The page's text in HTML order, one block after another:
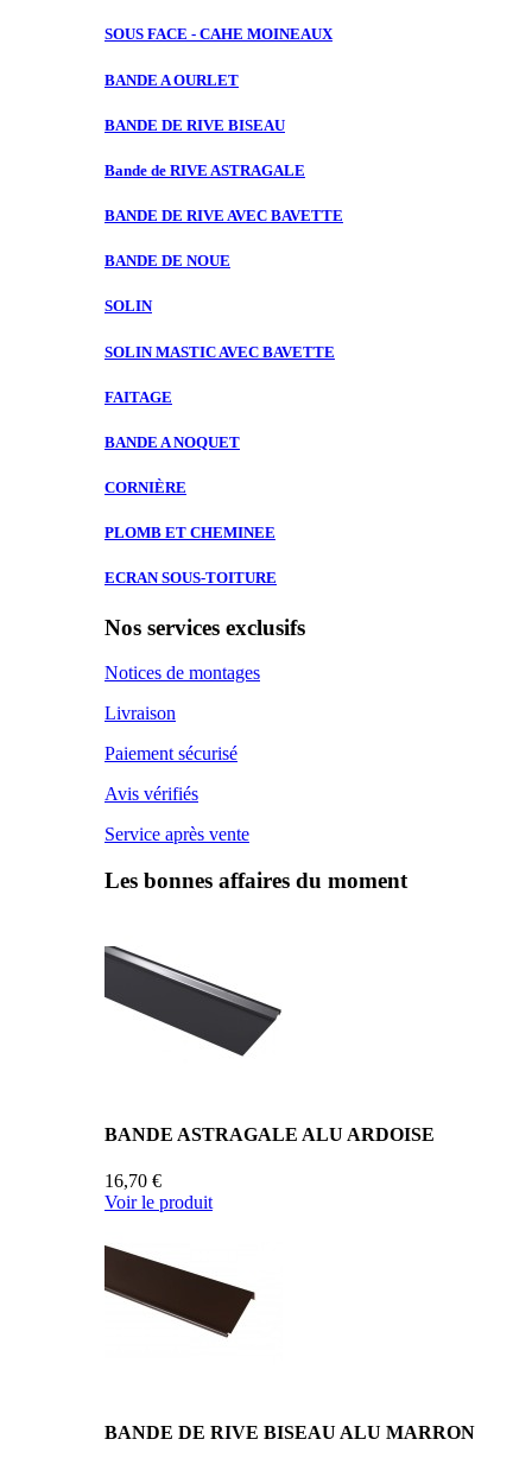
SOUS FACE - CAHE MOINEAUX
BANDE AOURLET
BANDE DE RIVE BISEAU
Bande de RIVE ASTRAGALE
BANDE DE RIVE AVEC BAVETTE
BANDE DE NOUE
SOLIN
SOLIN MASTIC AVEC BAVETTE
FAITAGE
BANDE ANOQUET
CORNIÈRE
PLOMB ET CHEMINEE
ECRAN SOUS-TOITURE
Nos services exclusifs
Notices de montages
Livraison
Paiement sécurisé
Avis vérifiés
Service après vente
Les bonnes affaires du moment
BANDE ASTRAGALE ALU ARDOISE
16,70 €
Voir le produit
BANDE DE RIVE BISEAU ALU MARRON